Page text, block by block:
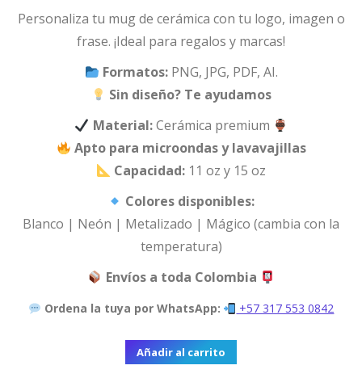
Personaliza tu mug de cerámica con tu logo, imagen o
frase. ¡Ideal para regalos y marcas!
Formatos:PNG, JPG, PDF, AI.
Sin diseño? Te ayudamos
Material:Cerámica premium
Apto para microondas y lavavajillas
Capacidad: 11 oz y 15 oz
Colores disponibles:
Blanco | Neón | Metalizado | Mágico (cambia con la
temperatura)
Envíos a toda Colombia
Ordena la tuya por WhatsApp: +57 317 553 0842
Añadir al carrito